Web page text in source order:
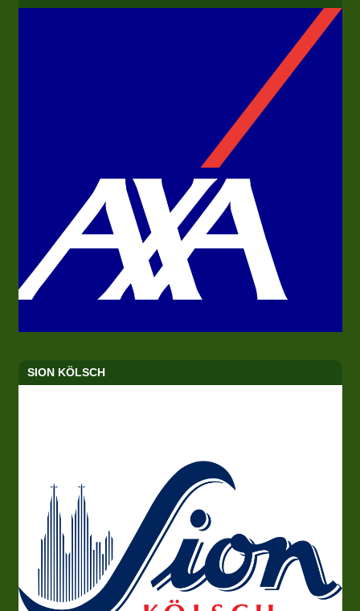
SION KÖLSCH